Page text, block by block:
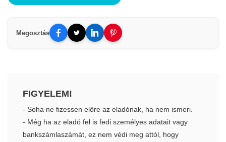
Megosztás
FIGYELEM!
- Soha ne fizessen előre az eladónak, ha nem ismeri.
- Még ha az eladó fel is fedi személyes adatait vagy
bankszámlaszámát, ez nem védi meg attól, hogy